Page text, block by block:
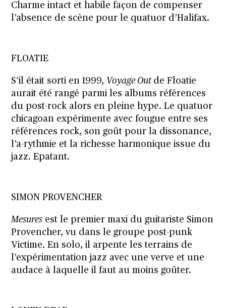
Charme intact et habile façon de compenser
l’absence de scène pour le quatuor d’Halifax.
FLOATIE
S’il était sorti en 1999, Voyage Out de Floatie
aurait été rangé parmi les albums références
du post-rock alors en pleine hype. Le quatuor
chicagoan expérimente avec fougue entre ses
références rock, son goût pour la dissonance,
l’a-rythmie et la richesse harmonique issue du
jazz. Epatant.
SIMON PROVENCHER
Mesures est le premier maxi du guitariste Simon
Provencher, vu dans le groupe post-punk
Victime. En solo, il arpente les terrains de
l’expérimentation jazz avec une verve et une
audace à laquelle il faut au moins goûter.